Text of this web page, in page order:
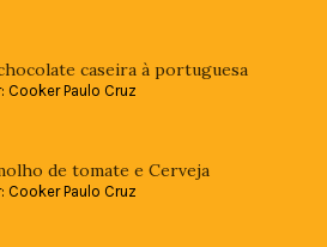
caseira à portuguesa
Cooker Paulo Cruz
de tomate e Cerveja
Cooker Paulo Cruz